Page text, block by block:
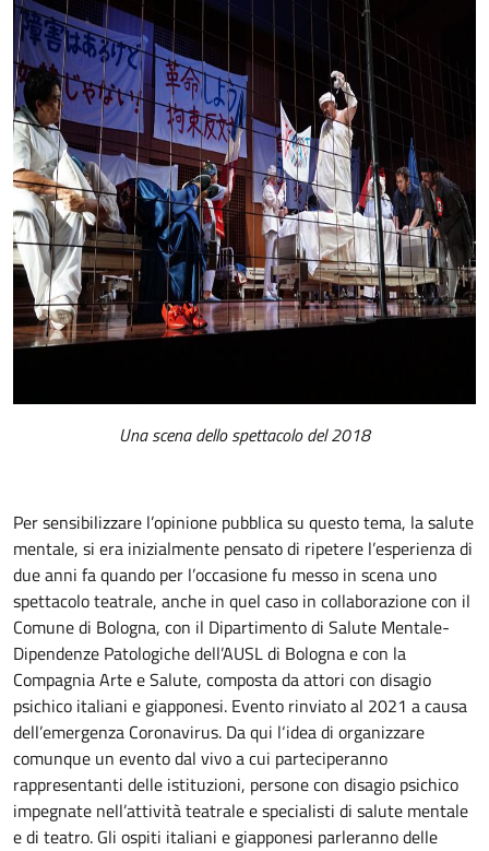
Una scena dello spettacolo del 2018
Per sensibilizzare l’opinione pubblica su questo tema, la salute
mentale, si era inizialmente pensato di ripetere l’esperienza di
due anni fa quando per l’occasione fu messo in scena uno
spettacolo teatrale, anche in quel caso in collaborazione con il
Comune di Bologna, con il Dipartimento di Salute Mentale-
Dipendenze Patologiche dell’AUSL di Bologna e con la
Compagnia Arte e Salute, composta da attori con disagio
psichico italiani e giapponesi. Evento rinviato al 2021 a causa
dell’emergenza Coronavirus. Da qui l‘idea di organizzare
comunque un evento dal vivo a cui parteciperanno
rappresentanti delle istituzioni, persone con disagio psichico
impegnate nell’attività teatrale e specialisti di salute mentale
e di teatro. Gli ospiti italiani e giapponesi parleranno delle